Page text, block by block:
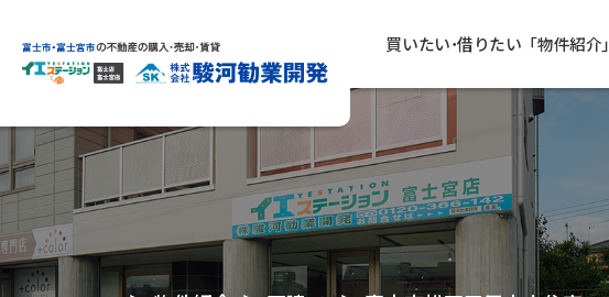
買いたい･借りたい「物件紹介｣